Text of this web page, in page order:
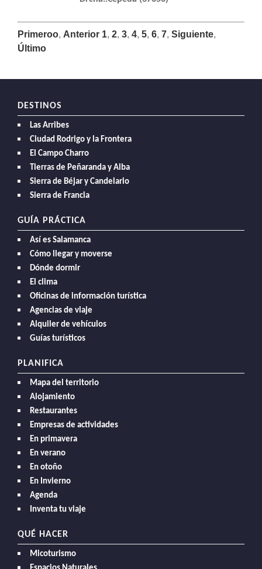
Primeroo, Anterior 1, 2, 3, 4, 5, 6, 7, Siguiente,
Último
DESTINOS
Las Arribes
Ciudad Rodrigo y la Frontera
El Campo Charro
Tierras de Peñaranda y Alba
Sierra de Béjar y Candelario
Sierra de Francia
GUÍA PRÁCTICA
Así es Salamanca
Cómo llegar y moverse
Dónde dormir
El clima
Oficinas de información turística
Agencias de viaje
Alquiler de vehículos
Guías turísticos
PLANIFICA
Mapa del territorio
Alojamiento
Restaurantes
Empresas de actividades
En primavera
En verano
En otoño
En Invierno
Agenda
Inventa tu viaje
QUÉ HACER
Micoturismo